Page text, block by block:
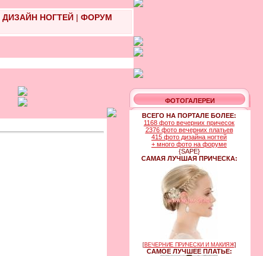
ДИЗАЙН НОГТЕЙ| ФОРУМ
ФОТОГАЛЕРЕИ
ВСЕГО НА ПОРТАЛЕ БОЛЕЕ:
1168 фото вечерних причесок
2376 фото вечерних платьев
415 фото дизайна ногтей
+ много фото на форуме
{SAPE}
САМАЯ ЛУЧШАЯ ПРИЧЕСКА:
[ВЕЧЕРНИЕ ПРИЧЕСКИ И МАКИЯЖ]
САМОЕ ЛУЧШЕЕ ПЛАТЬЕ: